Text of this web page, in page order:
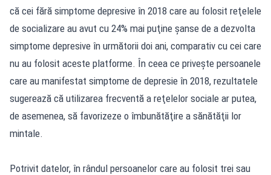
că cei fără simptome depresive în 2018 care au folosit reţelele
de socializare au avut cu 24% mai puţine şanse de a dezvolta
simptome depresive în următorii doi ani, comparativ cu cei care
nu au folosit aceste platforme. În ceea ce priveşte persoanele
care au manifestat simptome de depresie în 2018, rezultatele
sugerează că utilizarea frecventă a reţelelor sociale ar putea,
de asemenea, să favorizeze o îmbunătăţire a sănătăţii lor
mintale.
Potrivit datelor, în rândul persoanelor care au folosit trei sau